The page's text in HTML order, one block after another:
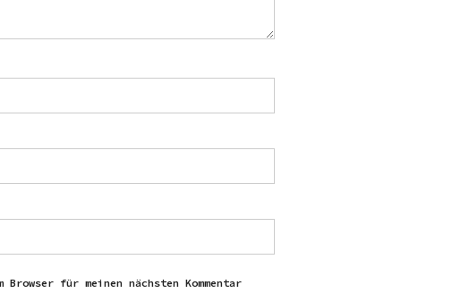
für meinen nächsten Kommentar